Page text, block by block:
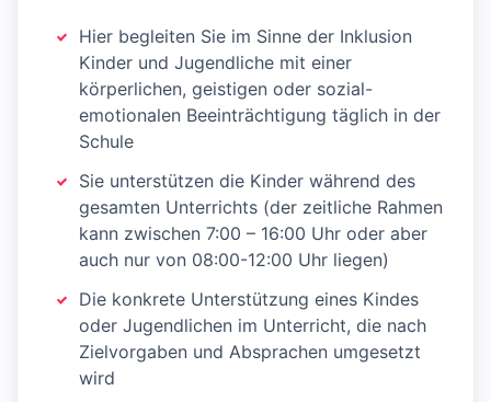
Hier begleiten Sie im Sinne der Inklusion
Kinder und Jugendliche mit einer
körperlichen, geistigen oder sozial-
emotionalen Beeinträchtigung täglich in der
Schule
Sie unterstützen die Kinder während des
gesamten Unterrichts (der zeitliche Rahmen
kann zwischen 7:00 – 16:00 Uhr oder aber
auch nur von 08:00-12:00 Uhr liegen)
Die konkrete Unterstützung eines Kindes
oder Jugendlichen im Unterricht, die nach
Zielvorgaben und Absprachen umgesetzt
wird